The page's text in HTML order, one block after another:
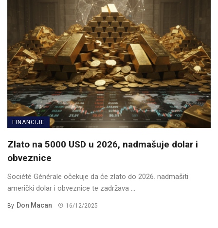
FINANCIJE
Zlato na 5000 USD u 2026, nadmašuje dolar i
obveznice
Société Générale očekuje da će zlato do 2026. nadmašiti
američki dolar i obveznice te zadržava ...
By Don Macan 16/12/2025